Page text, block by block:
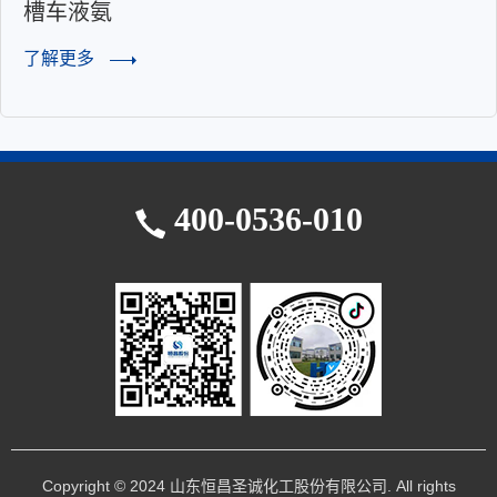
槽车液氨
了解更多
400-0536-010
Copyright © 2024 山东恒昌圣诚化工股份有限公司. All rights